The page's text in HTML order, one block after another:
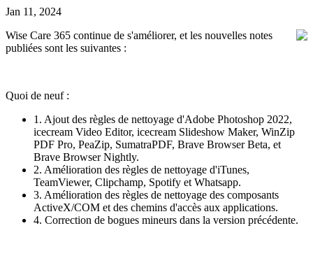
Jan 11, 2024
Wise Care 365 continue de s'améliorer, et les nouvelles notes
publiées sont les suivantes :
Quoi de neuf :
1. Ajout des règles de nettoyage d'Adobe Photoshop 2022,
icecream Video Editor, icecream Slideshow Maker, WinZip
PDF Pro, PeaZip, SumatraPDF, Brave Browser Beta, et
Brave Browser Nightly.
2. Amélioration des règles de nettoyage d'iTunes,
TeamViewer, Clipchamp, Spotify et Whatsapp.
3. Amélioration des règles de nettoyage des composants
ActiveX/COM et des chemins d'accès aux applications.
4. Correction de bogues mineurs dans la version précédente.